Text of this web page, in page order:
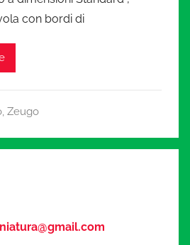
con bordi di
, Zeugo